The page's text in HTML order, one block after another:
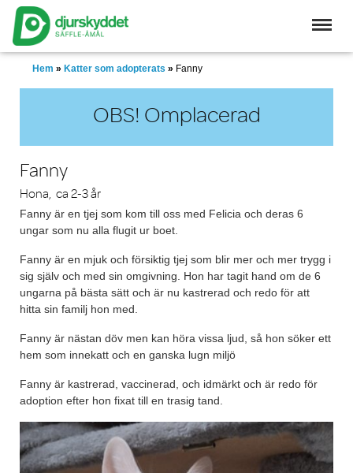
Skip
main
contentHem » Katter som adopterats » Fanny
OBS! Omplacerad
Fanny
Hona, ca 2-3 år
Fanny är en tjej som kom till oss med Felicia och deras 6
ungar som nu alla flugit ur boet.
Fanny är en mjuk och försiktig tjej som blir mer och mer trygg i
sig själv och med sin omgivning. Hon har tagit hand om de 6
ungarna på bästa sätt och är nu kastrerad och redo för att
hitta sin familj hon med.
Fanny är nästan döv men kan höra vissa ljud, så hon söker ett
hem som innekatt och en ganska lugn miljö
Fanny är kastrerad, vaccinerad, och idmärkt och är redo för
adoption efter hon fixat till en trasig tand.